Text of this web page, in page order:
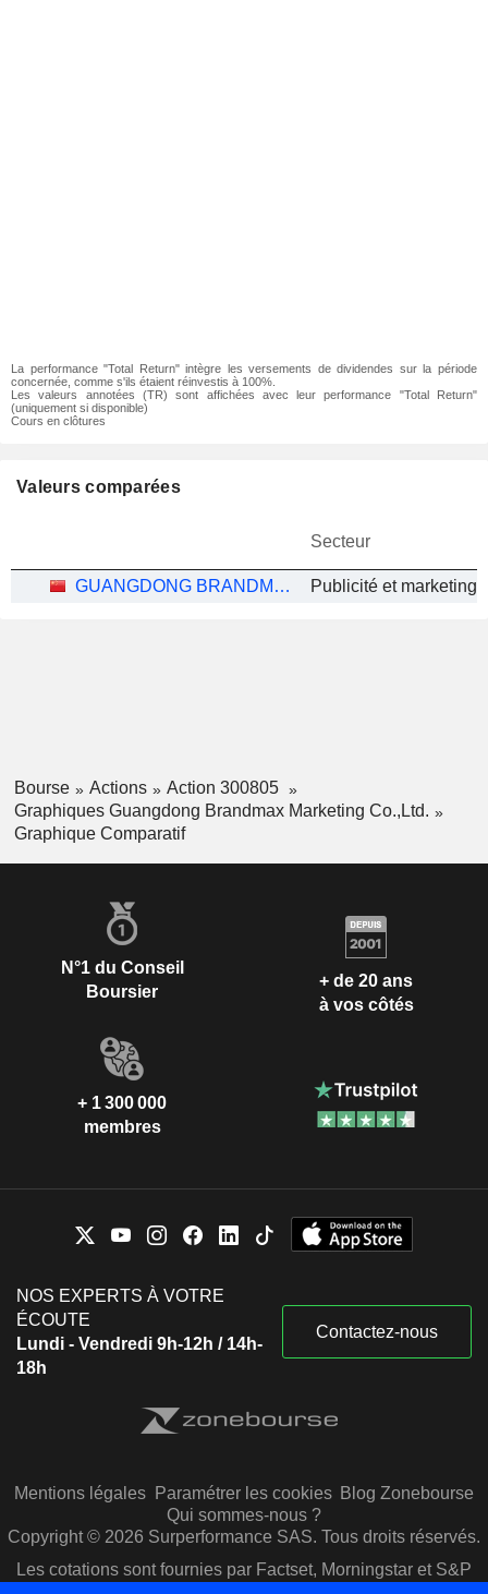
La performance "Total Return" intègre les versements de dividendes sur la période
concernée, comme s'ils étaient réinvestis à 100%.
Les valeurs annotées (TR) sont affichées avec leur performance "Total Return"
(uniquement si disponible)
Cours en clôtures
Valeurs comparées
Secteur
GUANGDONG BRANDMAX MARKETING CO.,LTD. Publicité et marketing
Bourse Actions
Action 300805
Graphiques Guangdong Brandmax Marketing Co.,Ltd.
Graphique Comparatif
N°1 du Conseil
Boursier
+ de 20 ans
à vos côtés
+ 1 300 000
membres
NOS EXPERTS À VOTRE
ÉCOUTE
Lundi - Vendredi 9h-12h / 14h-
18h
Contactez-nous
Mentions légales Paramétrer les cookies Blog Zonebourse
Qui sommes-nous ?
Copyright © 2026 Surperformance SAS. Tous droits réservés.
Les cotations sont fournies par Factset, Morningstar et S&P